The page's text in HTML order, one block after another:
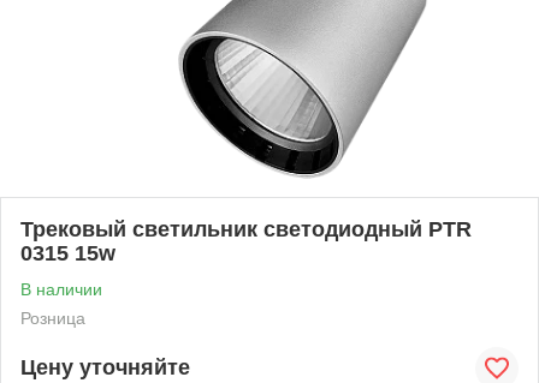
Трековый светильник светодиодный PTR
0315 15w
В наличии
Розница
Цену уточняйте